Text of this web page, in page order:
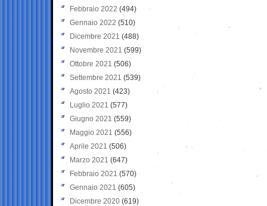
Febbraio 2022 (494)
Gennaio 2022 (510)
Dicembre 2021 (488)
Novembre 2021 (599)
Ottobre 2021 (506)
Settembre 2021 (539)
Agosto 2021 (423)
Luglio 2021 (577)
Giugno 2021(559)
Maggio 2021 (556)
Aprile 2021 (506)
Marzo 2021 (647)
Febbraio 2021 (570)
Gennaio 2021 (605)
Dicembre 2020 (619)